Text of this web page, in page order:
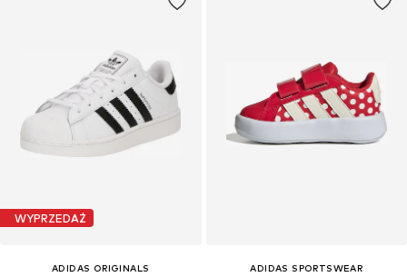
WYPRZEDAŻ
ADIDAS ORIGINALS
ADIDAS SPORTSWEAR